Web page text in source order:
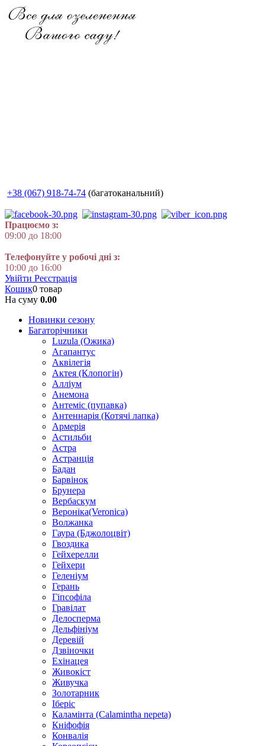
+38 (067) 918-74-74 (багатоканальний)
Працюємо з:
09:00 до 18:00
Телефонуйте у робочі дні з:
10:00 до 16:00
Увійти Реєстрація
Кошик0 товар
На суму 0.00
Новинки сезону
Багаторічники
Luzula (Ожика)
Агапантус
Аквілегія
Актея (Клопогін)
Алліум
Анемона
Антеміс (пупавка)
Антеннарія (Котячі лапка)
Армерія
Астильби
Астра
Астранція
Бадан
Барвінок
Брунера
Вербаскум
Вероніка(Veronica)
Волжанка
Гаура (Бджолоцвіт)
Гвоздика
Гейхерелли
Гейхери
Геленіум
Герань
Гіпсофіла
Гравілат
Делосперма
Дельфініум
Деревій
Дзвіночки
Ехінацея
Живокіст
Живучка
Золотарник
Іберіс
Каламінта (Calamintha nepeta)
Кніфофія
Конвалія